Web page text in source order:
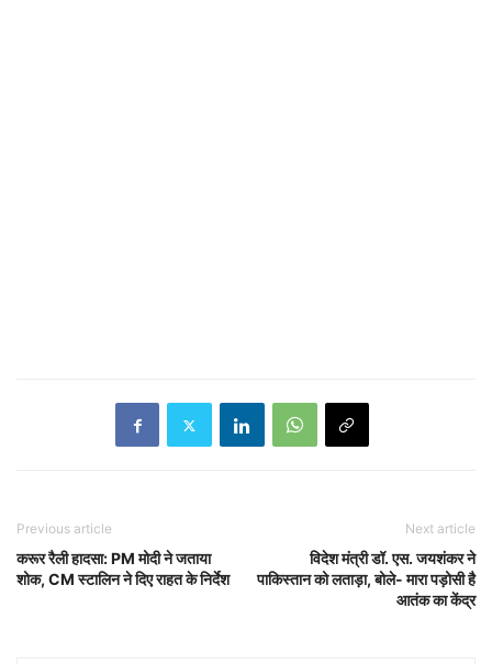
Previous article
करूर रैली हादसा: PM मोदी ने जताया
शोक, CM स्टालिन ने दिए राहत के निर्देश
Next article
विदेश मंत्री डॉ. एस. जयशंकर ने
पाकिस्तान को लताड़ा, बोले- मारा पड़ोसी है
आतंक का केंद्र